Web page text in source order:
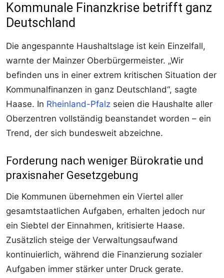
Kommunale Finanzkrise betrifft ganz
Deutschland
Die angespannte Haushaltslage ist kein Einzelfall,
warnte der Mainzer Oberbürgermeister. „Wir
befinden uns in einer extrem kritischen Situation der
Kommunalfinanzen in ganz Deutschland“, sagte
Haase. In Rheinland-Pfalz seien die Haushalte aller
Oberzentren vollständig beanstandet worden – ein
Trend, der sich bundesweit abzeichne.
Forderung nach weniger Bürokratie und
praxisnaher Gesetzgebung
Die Kommunen übernehmen ein Viertel aller
gesamtstaatlichen Aufgaben, erhalten jedoch nur
ein Siebtel der Einnahmen, kritisierte Haase.
Zusätzlich steige der Verwaltungsaufwand
kontinuierlich, während die Finanzierung sozialer
Aufgaben immer stärker unter Druck gerate.